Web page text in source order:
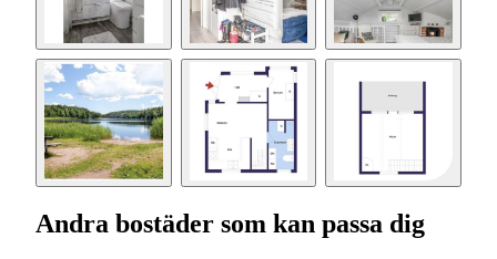
Andra bostäder som kan passa dig